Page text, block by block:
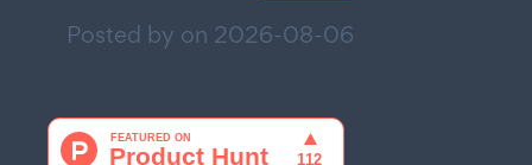
Posted by on 2026-08-06